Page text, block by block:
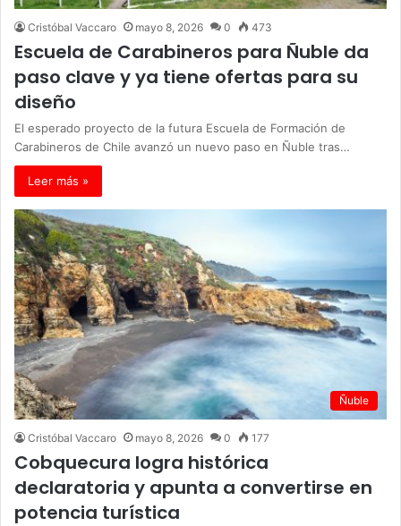
Cristóbal Vaccaro mayo 8, 2026 0 473
Escuela de Carabineros para Ñuble da
paso clave y ya tiene ofertas para su
diseño
El esperado proyecto de la futura Escuela de Formación de
Carabineros de Chile avanzó un nuevo paso en Ñuble tras…
Leer más »
Ñuble
Cristóbal Vaccaro mayo 8, 2026 0 177
Cobquecura logra histórica
declaratoria y apunta a convertirse en
potencia turística